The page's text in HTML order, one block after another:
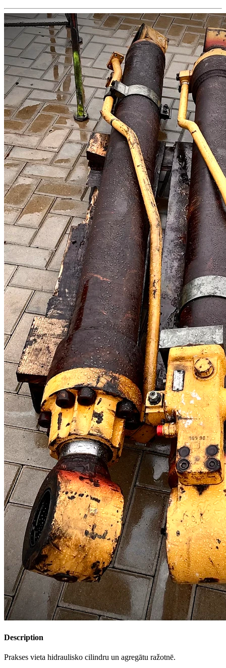
Description
Prakses vieta hidraulisko cilindru un agregātu ražotnē.